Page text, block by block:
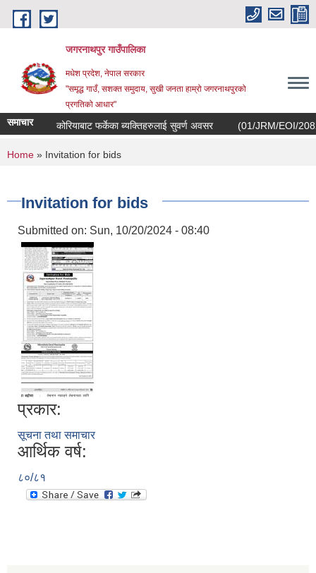
Skip to main content
जगरनाथपुर गाउँपालिका
मधेश प्रदेश, नेपाल सरकार
"समृद्ध गाउँ, सशक्त समुदाय, सुखी जनता हाम्रो जगरनाथपुरको
प्रगतिको आधार"
समाचार कोरियाबाट फर्केका ब्यक्तिहरुलाई सुवर्ण अवसर (01/JRM/EOI/2082/
You are here
Home » Invitation for bids
Invitation for bids
Submitted on: Sun, 10/20/2024 - 08:40
प्रकार:
सूचना तथा समाचार
आर्थिक वर्ष:
८०/८१